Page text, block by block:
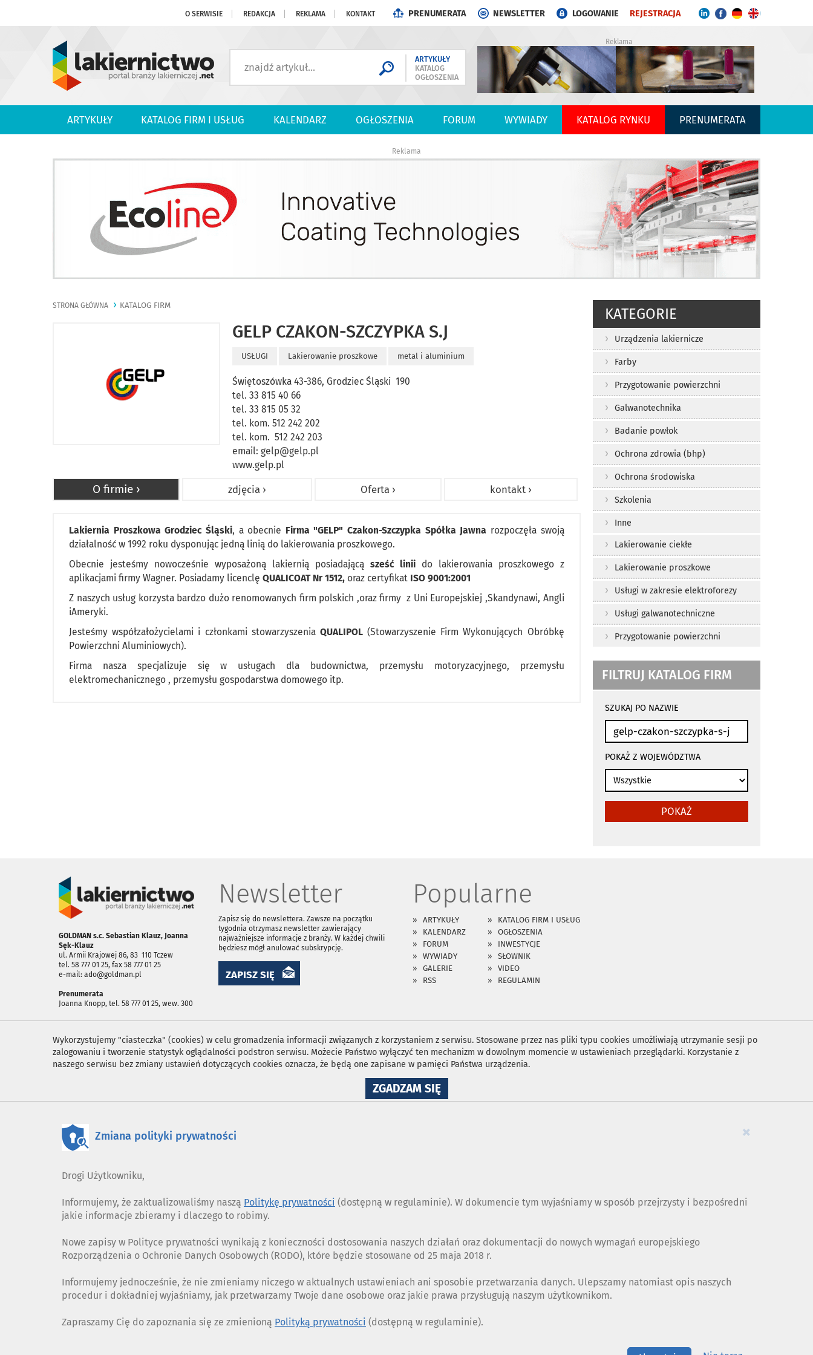
O SERWISIE REDAKCJA REKLAMA KONTAKT PRENUMERATA NEWSLETTER LOGOWANIE REJESTRACJA
ARTYKUŁY
KATALOG
OGŁOSZENIA
Reklama
ARTYKUŁY KATALOG FIRM I USŁUG KALENDARZ OGŁOSZENIA FORUM WYWIADY KATALOG RYNKU PRENUMERATA
Reklama
KATEGORIE
Urządzenia lakiernicze
Farby
Przygotowanie powierzchni
Galwanotechnika
Badanie powłok
Ochrona zdrowia (bhp)
Ochrona środowiska
Szkolenia
Inne
Lakierowanie ciekłe
Lakierowanie proszkowe
Usługi w zakresie elektroforezy
Usługi galwanotechniczne
Przygotowanie powierzchni
FILTRUJ KATALOG FIRM
wyszukiwania
automatycznie
SZUKAJ PO NAZWIE
POKAŻ Z WOJEWÓDZTWA
POKAŻ
STRONA GŁÓWNA KATALOG FIRM
GELP CZAKON-SZCZYPKA S.J
USŁUGI Lakierowanie proszkowe metal i aluminium
Świętoszówka 43-386, Grodziec Śląski 190
tel. 33 815 40 66
tel. 33 815 05 32
tel. kom. 512 242 202
tel. kom. 512 242 203
email:gelp@gelp.pl
www.gelp.pl
O firmie › zdjęcia › Oferta › kontakt ›
Lakiernia Proszkowa Grodziec Śląski, a obecnie Firma "GELP" Czakon-Szczypka Spółka Jawna rozpoczęła swoją
działalność w 1992 roku dysponując jedną linią do lakierowania proszkowego.
Obecnie jesteśmy nowocześnie wyposażoną lakiernią posiadającą sześć linii do lakierowania proszkowego z
aplikacjami firmy Wagner. Posiadamy licenclę QUALICOAT Nr 1512, oraz certyfikat ISO 9001:2001
Z naszych usług korzysta bardzo dużo renomowanych firm polskich ,oraz firmy z Uni Europejskiej ,Skandynawi, Angli
iAmeryki.
Jesteśmy współzałożycielami i członkami stowarzyszenia QUALIPOL(Stowarzyszenie Firm Wykonujących Obróbkę
Powierzchni Aluminiowych).
Firma nasza specjalizuje się w usługach dla budownictwa, przemysłu motoryzacyjnego, przemysłu
elektromechanicznego , przemysłu gospodarstwa domowego itp.
GOLDMAN s.c. Sebastian Klauz, Joanna
Sęk-Klauz
ul. Armii Krajowej 86, 83 ­ 110 Tczew
tel. 58 777 01 25, fax 58 777 01 25
e-mail: ado@goldman.pl
Prenumerata
Joanna Knopp, tel. 58 777 01 25, wew. 300
Newsletter
Zapisz się do newslettera. Zawsze na początku
tygodnia otrzymasz newsletter zawierający
najważniejsze informacje z branży. W każdej chwili
będziesz mógł anulować subskrypcję.
ZAPISZ SIĘ
Popularne
ARTYKUŁY
KATALOG FIRM I USŁUG
KALENDARZ
OGŁOSZENIA
FORUM
INWESTYCJE
WYWIADY
SŁOWNIK
GALERIE
VIDEO
RSS
REGULAMIN
Wykorzystujemy "ciasteczka" (cookies) w celu gromadzenia informacji związanych z korzystaniem z serwisu. Stosowane przez nas pliki typu cookies umożliwiają utrzymanie sesji po
zalogowaniu i tworzenie statystyk oglądalności podstron serwisu. Możecie Państwo wyłączyć ten mechanizm w dowolnym momencie w ustawieniach przeglądarki. Korzystanie z
naszego serwisu bez zmiany ustawień dotyczących cookies oznacza, że będą one zapisane w pamięci Państwa urządzenia.
ZGADZAM SIĘNA
WYKORZYSTANIE
×
Zmiana polityki prywatności
Drogi Użytkowniku,
Informujemy, że zaktualizowaliśmy naszą Politykę prywatności (dostępną w regulaminie). W dokumencie tym wyjaśniamy w sposób przejrzysty i bezpośredni
jakie informacje zbieramy i dlaczego to robimy.
Nowe zapisy w Polityce prywatności wynikają z konieczności dostosowania naszych działań oraz dokumentacji do nowych wymagań europejskiego
Rozporządzenia o Ochronie Danych Osobowych (RODO), które będzie stosowane od 25 maja 2018 r.
Informujemy jednocześnie, że nie zmieniamy niczego w aktualnych ustawieniach ani sposobie przetwarzania danych. Ulepszamy natomiast opis naszych
procedur i dokładniej wyjaśniamy, jak przetwarzamy Twoje dane osobowe oraz jakie prawa przysługują naszym użytkownikom.
Zapraszamy Cię do zapoznania się ze zmienioną Polityką prywatności (dostępną w regulaminie).